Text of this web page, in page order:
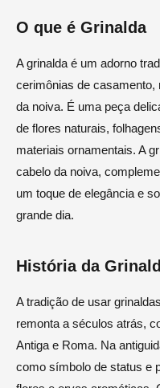
O que é Grinalda
A grinalda é um adorno
cerimônias de casamento,
da noiva. É uma peça
de flores naturais,
materiais ornamentais. A
cabelo da noiva,
um toque de elegância e
grande dia.
História da
A tradição de usar
remonta a séculos atrás,
Antiga e Roma. Na
como símbolo de status e